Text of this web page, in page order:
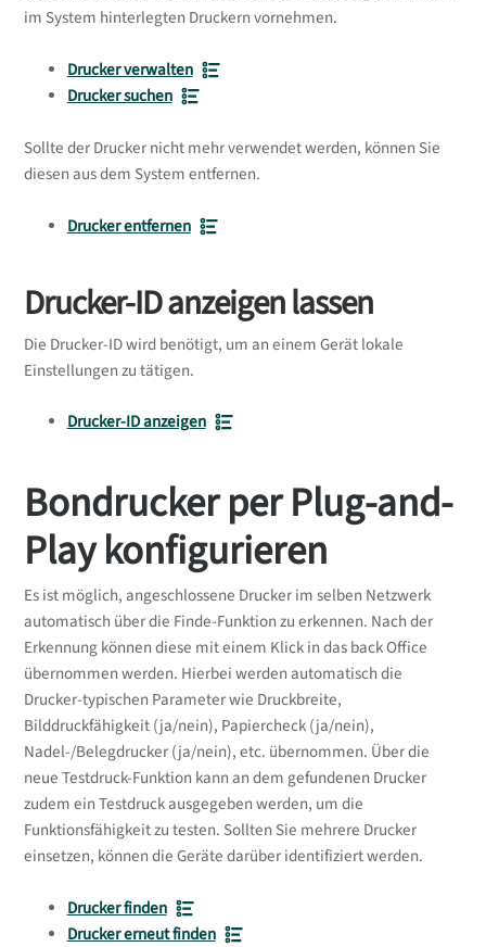
im System hinterlegten Druckern vornehmen.
Drucker verwalten
Drucker suchen
Sollte der Drucker nicht mehr verwendet werden, können Sie
diesen aus dem System entfernen.
Drucker entfernen
Drucker-ID anzeigen lassen
Die Drucker-ID wird benötigt, um an einem Gerät lokale
Einstellungen zu tätigen.
Drucker-ID anzeigen
Bondrucker per Plug-and-
Play konfigurieren
Es ist möglich, angeschlossene Drucker im selben Netzwerk
automatisch über die Finde-Funktion zu erkennen. Nach der
Erkennung können diese mit einem Klick in das back Office
übernommen werden. Hierbei werden automatisch die
Drucker-typischen Parameter wie Druckbreite,
Bilddruckfähigkeit (ja/nein), Papiercheck (ja/nein),
Nadel-/Belegdrucker (ja/nein), etc. übernommen. Über die
neue Testdruck-Funktion kann an dem gefundenen Drucker
zudem ein Testdruck ausgegeben werden, um die
Funktionsfähigkeit zu testen. Sollten Sie mehrere Drucker
einsetzen, können die Geräte darüber identifiziert werden.
Drucker finden
Drucker erneut finden